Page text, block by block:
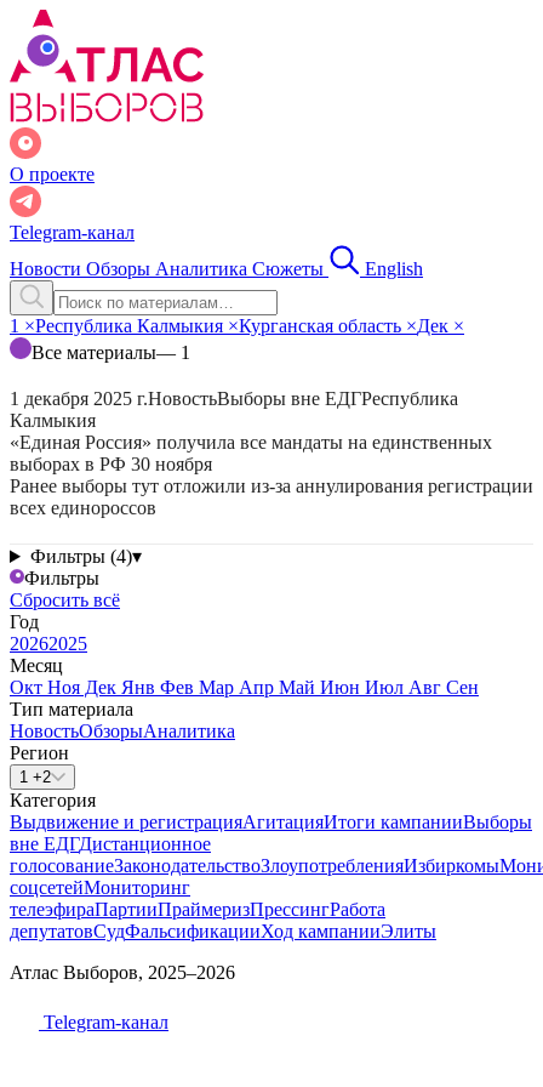
О проекте
Telegram-канал
Новости Обзоры Аналитика Сюжеты English
1 ×Республика Калмыкия ×Курганская область ×Дек ×
Все материалы— 1
1 декабря 2025 г.НовостьВыборы вне ЕДГРеспублика
Калмыкия
«Единая Россия» получила все мандаты на единственных
выборах в РФ 30 ноября
Ранее выборы тут отложили из-за аннулирования регистрации
всех единороссов
Фильтры (4)▾
Фильтры
Сбросить всё
Год
20262025
Месяц
Окт Ноя Дек Янв Фев Мар Апр Май Июн Июл Авг Сен
Тип материала
НовостьОбзорыАналитика
Регион
1 +2
Категория
Выдвижение и регистрацияАгитацияИтоги кампанииВыборы
вне ЕДГДистанционное
голосованиеЗаконодательствоЗлоупотребленияИзбиркомы
соцсетейМониторинг
телеэфираПартииПраймеризПрессингРабота
депутатовСудФальсификацииХод кампанииЭлиты
Атлас Выборов, 2025–2026
Telegram-канал